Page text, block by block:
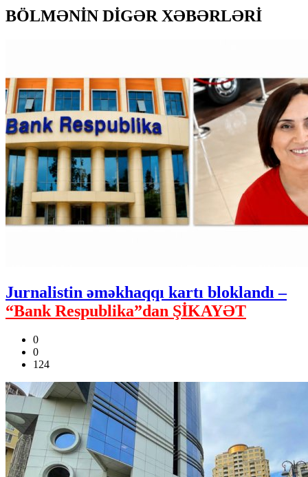
BÖLMƏNİN DİGƏR XƏBƏRLƏRİ
Jurnalistin əməkhaqqı kartı bloklandı –
“Bank Respublika”dan ŞİKAYƏT
0
0
124